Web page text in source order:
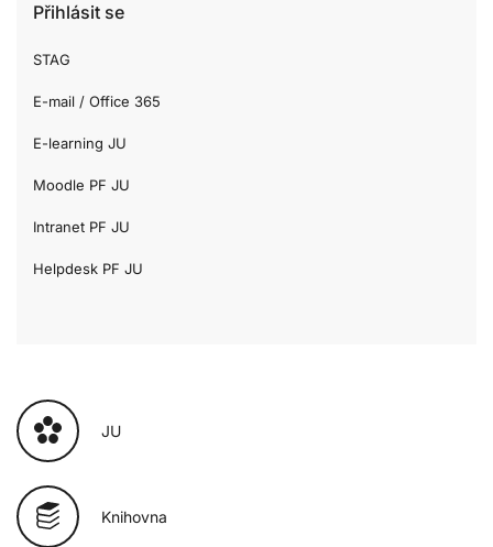
Přihlásit se
STAG
E-mail / Office 365
E-learning JU
Moodle PF JU
Intranet PF JU
Helpdesk PF JU
JU
Knihovna